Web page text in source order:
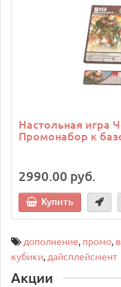
Настольная игра
Промонабор к
2990.00 руб.
Купить
дополнение, промо,
кубики, дайсплейсмент
Акции